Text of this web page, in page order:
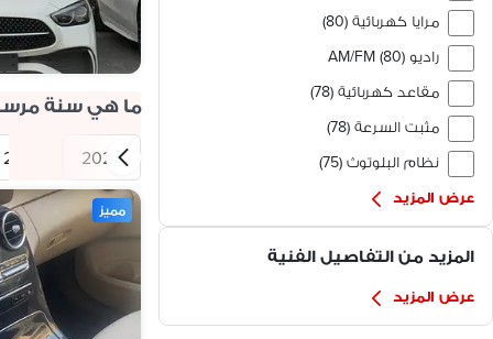
مرايا كهربائية (80)
راديو AM/FM (80)
مقاعد كهربائية (78)
مثبت السرعة (78)
نظام البلوتوث (75)
عرض المزيد
المزيد من التفاصيل الفنية
عرض المزيد
ما هي سنة مرسيدس بنز
2023
2025
مميز